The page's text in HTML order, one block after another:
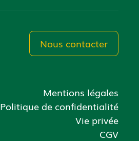
Nous contacter
Mentions légales
Politique de confidentialité
Vie privée
CGV